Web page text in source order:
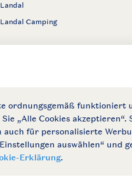
Landal
Landal Camping
Cookies und Banner Barrierefrei